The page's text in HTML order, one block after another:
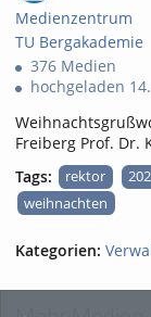
Medienzentrum
TU Bergakademie
376 Medien
hochgeladen
Freiberg Prof. Dr.
Tags:
rektor
weihnachten
Kategorien: